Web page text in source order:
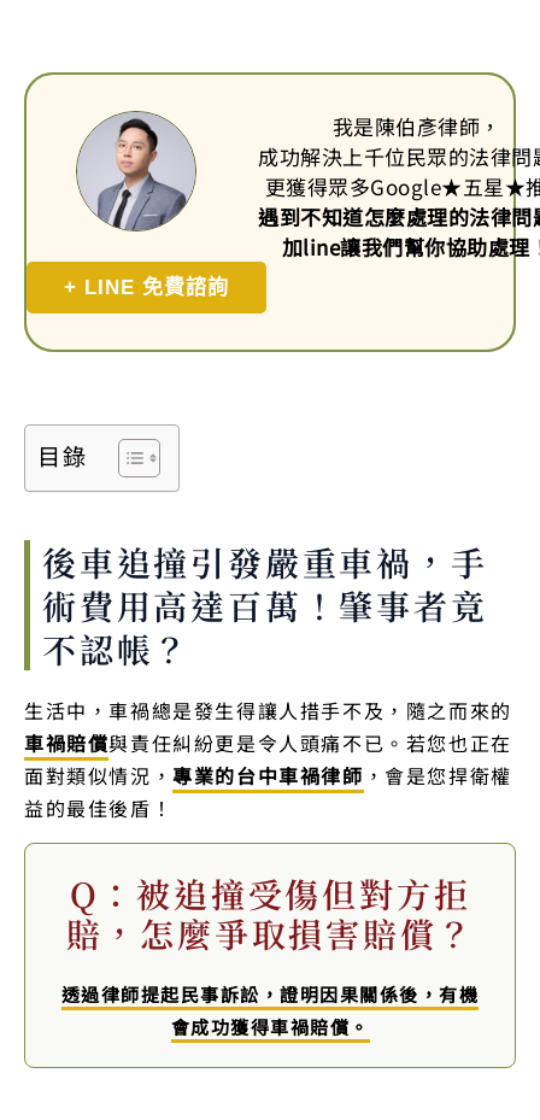
我是陳伯彥律師，
成功解決上千位民眾的法律問
更獲得眾多Google★五星★
遇到不知道怎麼處理的法律問
加line讓我們幫你協助處理
+ LINE 免費諮詢
目錄
後車追撞引發嚴重車禍，手
術費用高達百萬！肇事者竟
不認帳？
生活中，車禍總是發生得讓人措手不及，隨之而來的
車禍賠償與責任糾紛更是令人頭痛不已。若您也正在
面對類似情況，專業的台中車禍律師 ，會是您捍衛權
益的最佳後盾！
Q：被追撞受傷但對方拒
賠，怎麼爭取損害賠償？
透過律師提起民事訴訟，證明因果關係後，有機
會成功獲得車禍賠償。